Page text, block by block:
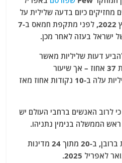
מחזיקים כיום בדעה שלילית על
ישראל, לעומת 42 אחוז במרץ 2022, לפני מתקפת חמאס ב-7
דעות שליליות מאשר
רפובליקנים – 69 אחוז לעומת 37 אחוז – אך שיעור
הרפובליקנים בעלי דעות שליליות עלה ב-10 נקודות אחוז מאז
כי לרוב האנשים ברחבי העולם יש
ראש הממשלה בנימין נתניהו.
הדעות על ישראל היו שליליות ברובן, ב-20 מתוך 24 מדינות
לאפריל 2025.